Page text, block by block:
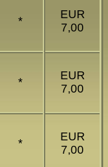
*
EUR
7,00
*
EUR
7,00
*
EUR
7,00